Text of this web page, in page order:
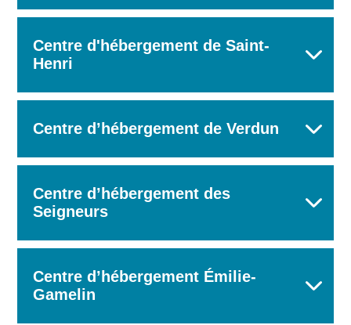
Centre d'hébergement de Saint-
Henri
Centre d’hébergement de Verdun
Centre d’hébergement des
Seigneurs
Centre d’hébergement Émilie-
Gamelin